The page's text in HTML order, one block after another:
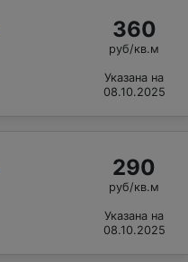
360
руб/кв.м
Указана на
08.10.2025
290
руб/кв.м
Указана на
08.10.2025